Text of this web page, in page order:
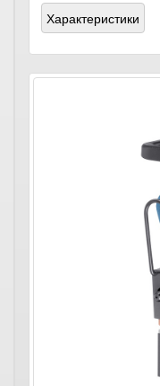
Характеристики